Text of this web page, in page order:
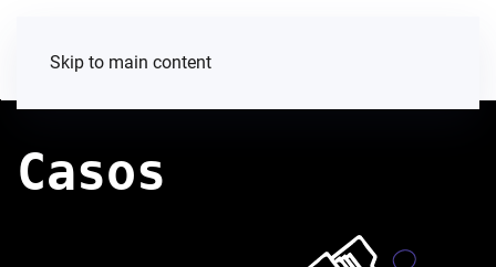
Skip to main content
Casos